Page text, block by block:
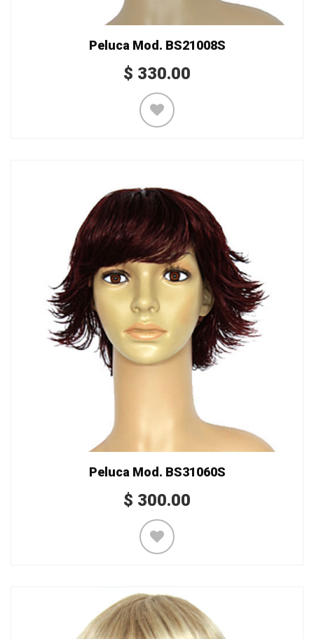
Peluca Mod. BS21008S
$ 330.00
Peluca Mod. BS31060S
$ 300.00